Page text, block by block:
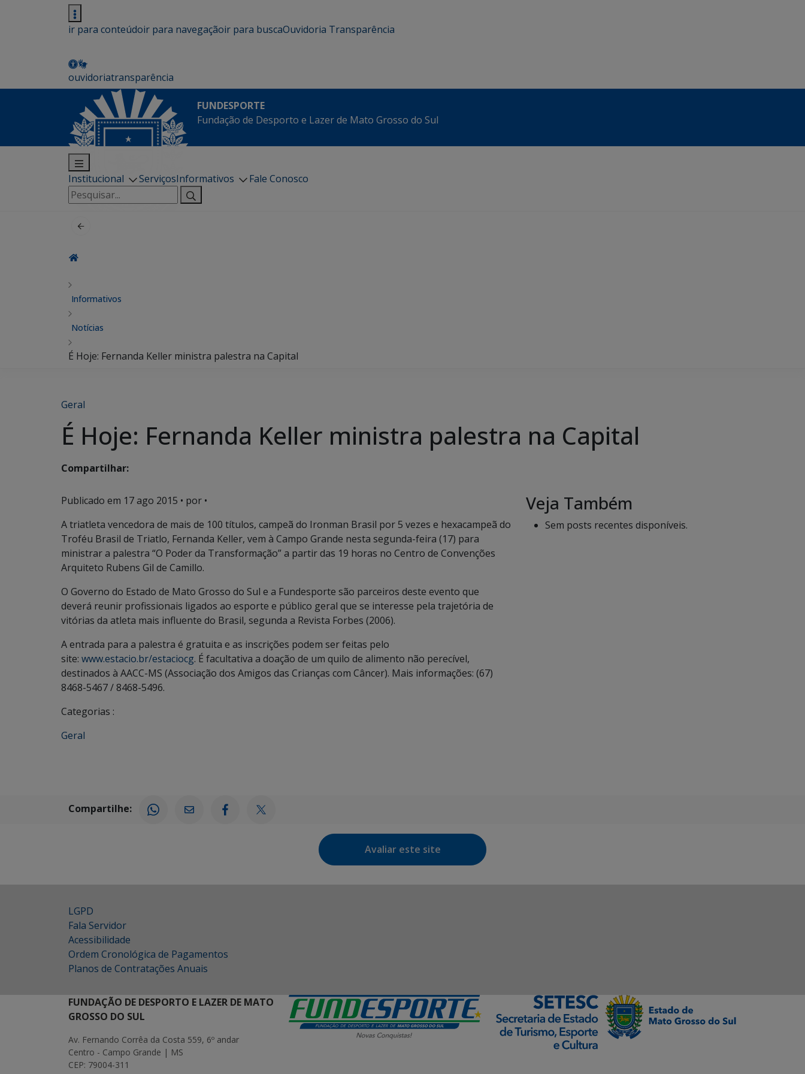
ir para conteúdoir para navegaçãoir para buscaOuvidoria Transparência
ouvidoriatransparência
FUNDESPORTE
Fundação de Desporto e Lazer de Mato Grosso do Sul
Institucional ServiçosInformativos
Fale Conosco
Pesquisar
por:
Informativos
Notícias
É Hoje: Fernanda Keller ministra palestra na Capital
Geral
É Hoje: Fernanda Keller ministra palestra na Capital
Compartilhar:
Publicado em 17 ago 2015 • por •
A triatleta vencedora de mais de 100 títulos, campeã do Ironman Brasil por 5 vezes e hexacampeã do
Troféu Brasil de Triatlo, Fernanda Keller, vem à Campo Grande nesta segunda-feira (17) para
ministrar a palestra “O Poder da Transformação” a partir das 19 horas no Centro de Convenções
Arquiteto Rubens Gil de Camillo.
O Governo do Estado de Mato Grosso do Sul e a Fundesporte são parceiros deste evento que
deverá reunir profissionais ligados ao esporte e público geral que se interesse pela trajetória de
vitórias da atleta mais influente do Brasil, segunda a Revista Forbes (2006).
A entrada para a palestra é gratuita e as inscrições podem ser feitas pelo
site: www.estacio.br/estaciocg. É facultativa a doação de um quilo de alimento não perecível,
destinados à AACC-MS (Associação dos Amigos das Crianças com Câncer). Mais informações: (67)
8468-5467 / 8468-5496.
Categorias :
Geral
Veja Também
Sem posts recentes disponíveis.
Compartilhe:
Avaliar este site
LGPD
Fala Servidor
Acessibilidade
Ordem Cronológica de Pagamentos
Planos de Contratações Anuais
FUNDAÇÃO DE DESPORTO E LAZER DE MATO
GROSSO DO SUL
Av. Fernando Corrêa da Costa 559, 6º andar
Centro - Campo Grande | MS
CEP: 79004-311